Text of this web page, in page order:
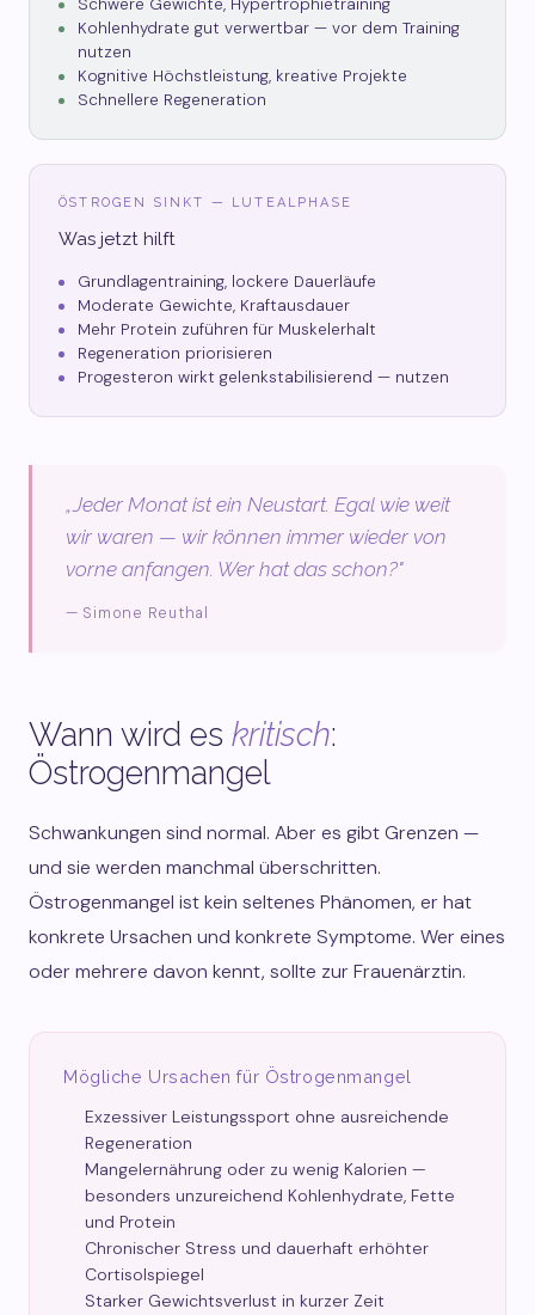
Schwere Gewichte, Hypertrophietraining
Kohlenhydrate gut verwertbar — vor dem Training
nutzen
Kognitive Höchstleistung, kreative Projekte
Schnellere Regeneration
ÖSTROGEN SINKT — LUTEALPHASE
Was jetzt hilft
Grundlagentraining, lockere Dauerläufe
Moderate Gewichte, Kraftausdauer
Mehr Protein zuführen für Muskelerhalt
Regeneration priorisieren
Progesteron wirkt gelenkstabilisierend — nutzen
„Jeder Monat ist ein Neustart. Egal wie weit
wir waren — wir können immer wieder von
vorne anfangen. Wer hat das schon?"
— Simone Reuthal
Wann wird es kritisch:
Östrogenmangel
Schwankungen sind normal. Aber es gibt Grenzen —
und sie werden manchmal überschritten.
Östrogenmangel ist kein seltenes Phänomen, er hat
konkrete Ursachen und konkrete Symptome. Wer eines
oder mehrere davon kennt, sollte zur Frauenärztin.
Mögliche Ursachen für Östrogenmangel
Exzessiver Leistungssport ohne ausreichende
Regeneration
Mangelernährung oder zu wenig Kalorien —
besonders unzureichend Kohlenhydrate, Fette
und Protein
Chronischer Stress und dauerhaft erhöhter
Cortisolspiegel
Starker Gewichtsverlust in kurzer Zeit